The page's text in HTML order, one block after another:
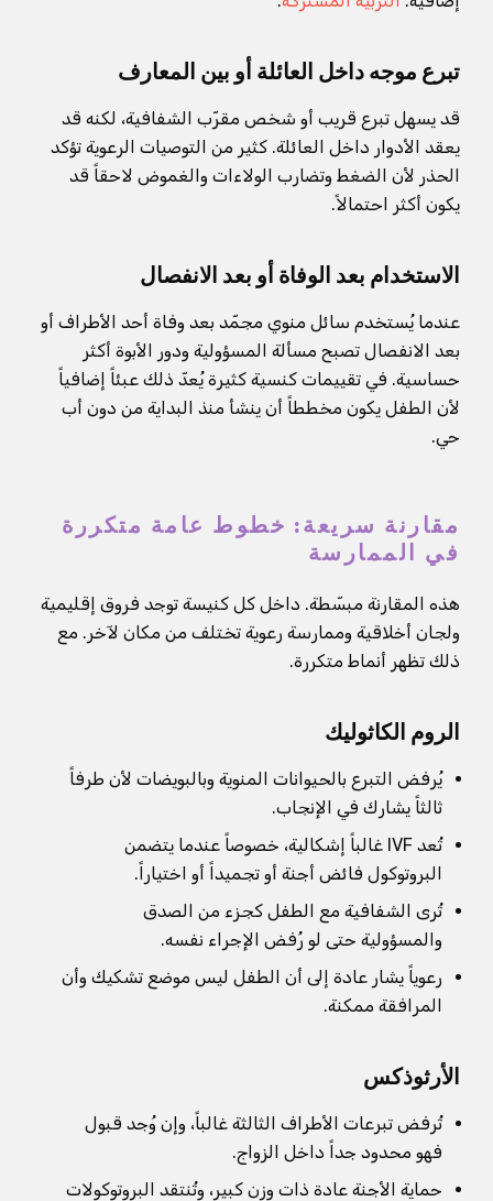
تبرع موجه داخل العائلة أو بين المعارف
قد يسهل تبرع قريب أو شخص مقرّب الشفافية، لكنه قد
يعقد الأدوار داخل العائلة. كثير من التوصيات الرعوية تؤكد
الحذر لأن الضغط وتضارب الولاءات والغموض لاحقاً قد
يكون أكثر احتمالاً.
الاستخدام بعد الوفاة أو بعد الانفصال
عندما يُستخدم سائل منوي مجمّد بعد وفاة أحد الأطراف أو
بعد الانفصال تصبح مسألة المسؤولية ودور الأبوة أكثر
حساسية. في تقييمات كنسية كثيرة يُعدّ ذلك عبئاً إضافياً
لأن الطفل يكون مخططاً أن ينشأ منذ البداية من دون أب
حي.
مقارنة سريعة: خطوط عامة متكررة
في الممارسة
هذه المقارنة مبسّطة. داخل كل كنيسة توجد فروق إقليمية
ولجان أخلاقية وممارسة رعوية تختلف من مكان لآخر. مع
ذلك تظهر أنماط متكررة.
الروم الكاثوليك
يُرفض التبرع بالحيوانات المنوية وبالبويضات لأن طرفاً
ثالثاً يشارك في الإنجاب.
تُعد IVF غالباً إشكالية، خصوصاً عندما يتضمن
البروتوكول فائض أجنة أو تجميداً أو اختياراً.
تُرى الشفافية مع الطفل كجزء من الصدق
والمسؤولية حتى لو رُفض الإجراء نفسه.
رعوياً يشار عادة إلى أن الطفل ليس موضع تشكيك وأن
المرافقة ممكنة.
الأرثوذكس
تُرفض تبرعات الأطراف الثالثة غالباً، وإن وُجد قبول
فهو محدود جداً داخل الزواج.
حماية الأجنة عادة ذات وزن كبير، وتُنتقد البروتوكولات